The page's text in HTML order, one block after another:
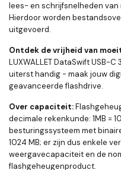
lees- en schrijfsnelheden
Hierdoor worden
uitgevoerd.
Ontdek de vrijheid van
LUXWALLET DataSwift USB-C
uiterst handig - maak jouw
geavanceerde flashdrive.
Over capaciteit:
decimale rekenkunde: 1MB =
besturingssysteem met binaire
1024 MB; er zijn dus enkele
weergavecapaciteit en de
flashgeheugenproduct.